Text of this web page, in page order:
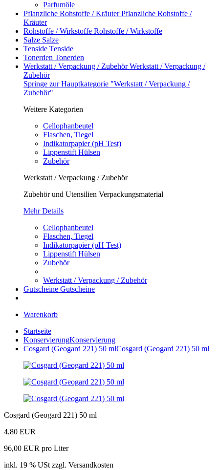
Parfumöle
Pflanzliche Rohstoffe / KräuterPflanzliche Rohstoffe /
Kräuter
Rohstoffe / Wirkstoffe Rohstoffe / Wirkstoffe
Salze Salze
Tenside Tenside
Tonerden Tonerden
Werkstatt / Verpackung / ZubehörWerkstatt / Verpackung /
Zubehör
Springe zur Hauptkategorie "Werkstatt / Verpackung /
Zubehör"
Weitere Kategorien
Cellophanbeutel
Flaschen, Tiegel
Indikatorpapier (pH Test)
Lippenstift Hülsen
Zubehör
Werkstatt / Verpackung / Zubehör
Zubehör und Utensilien Verpackungsmaterial
Mehr Details
Cellophanbeutel
Flaschen, Tiegel
Indikatorpapier (pH Test)
Lippenstift Hülsen
Zubehör
Werkstatt / Verpackung / Zubehör
Gutscheine Gutscheine
Warenkorb
Startseite
KonservierungKonservierung
Cosgard (Geogard 221) 50 mlCosgard (Geogard 221) 50 ml
Cosgard (Geogard 221) 50 ml
4,80 EUR
96,00 EUR pro Liter
inkl. 19 % USt zzgl. Versandkosten